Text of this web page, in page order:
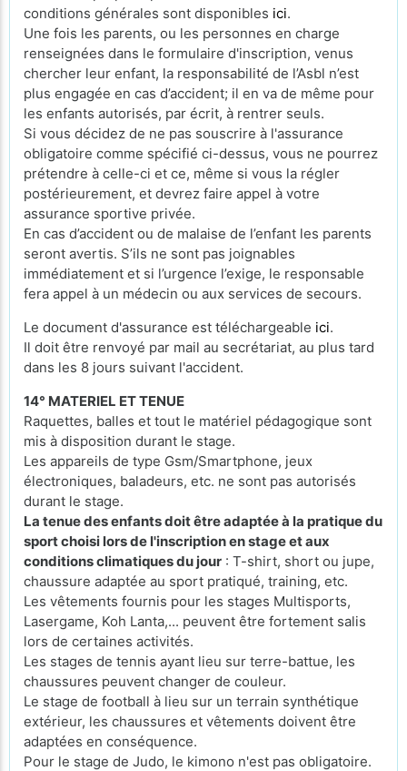
conditions générales sont disponibles ici.
Une fois les parents, ou les personnes en charge
renseignées dans le formulaire d'inscription, venus
chercher leur enfant, la responsabilité de l’Asbl n’est
plus engagée en cas d’accident; il en va de même pour
les enfants autorisés, par écrit, à rentrer seuls.
Si vous décidez de ne pas souscrire à l'assurance
obligatoire comme spécifié ci-dessus, vous ne pourrez
prétendre à celle-ci et ce, même si vous la régler
postérieurement, et devrez faire appel à votre
assurance sportive privée.
En cas d’accident ou de malaise de l’enfant les parents
seront avertis. S’ils ne sont pas joignables
immédiatement et si l’urgence l’exige, le responsable
fera appel à un médecin ou aux services de secours.
Le document d'assurance est téléchargeable ici.
Il doit être renvoyé par mail au secrétariat, au plus tard
dans les 8 jours suivant l'accident.
14° MATERIEL ET TENUE
Raquettes, balles et tout le matériel pédagogique sont
mis à disposition durant le stage.
Les appareils de type Gsm/Smartphone, jeux
électroniques, baladeurs, etc. ne sont pas autorisés
durant le stage.
La tenue des enfants doit être adaptée à la pratique du
sport choisi lors de l'inscription en stage et aux
conditions climatiques du jour : T-shirt, short ou jupe,
chaussure adaptée au sport pratiqué, training, etc.
Les vêtements fournis pour les stages Multisports,
Lasergame, Koh Lanta,... peuvent être fortement salis
lors de certaines activités.
Les stages de tennis ayant lieu sur terre-battue, les
chaussures peuvent changer de couleur.
Le stage de football à lieu sur un terrain synthétique
extérieur, les chaussures et vêtements doivent être
adaptées en conséquence.
Pour le stage de Judo, le kimono n'est pas obligatoire.